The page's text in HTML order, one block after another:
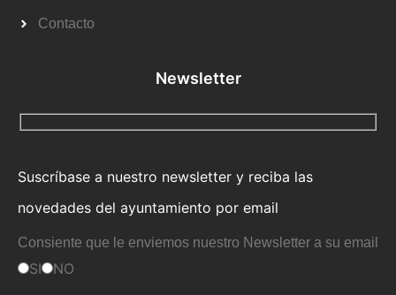
Contacto
Newsletter
Suscríbase a nuestro newsletter y reciba las
novedades del ayuntamiento por email
Consiente que le enviemos nuestro Newsletter a su email
SI NO